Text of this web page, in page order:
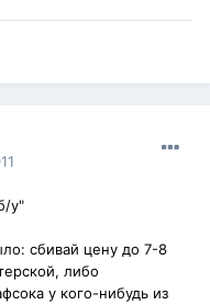
у"
сбивай цену до 7-8
либо
у кого-нибудь из